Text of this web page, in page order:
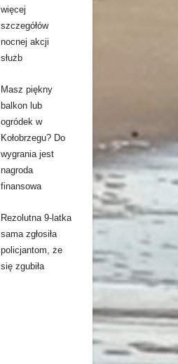
więcej
szczegółów
nocnej akcji
służb
Masz piękny
balkon lub
ogródek w
Kołobrzegu? Do
wygrania jest
nagroda
finansowa
Rezolutna 9-latka
sama zgłosiła
policjantom, że
się zgubiła